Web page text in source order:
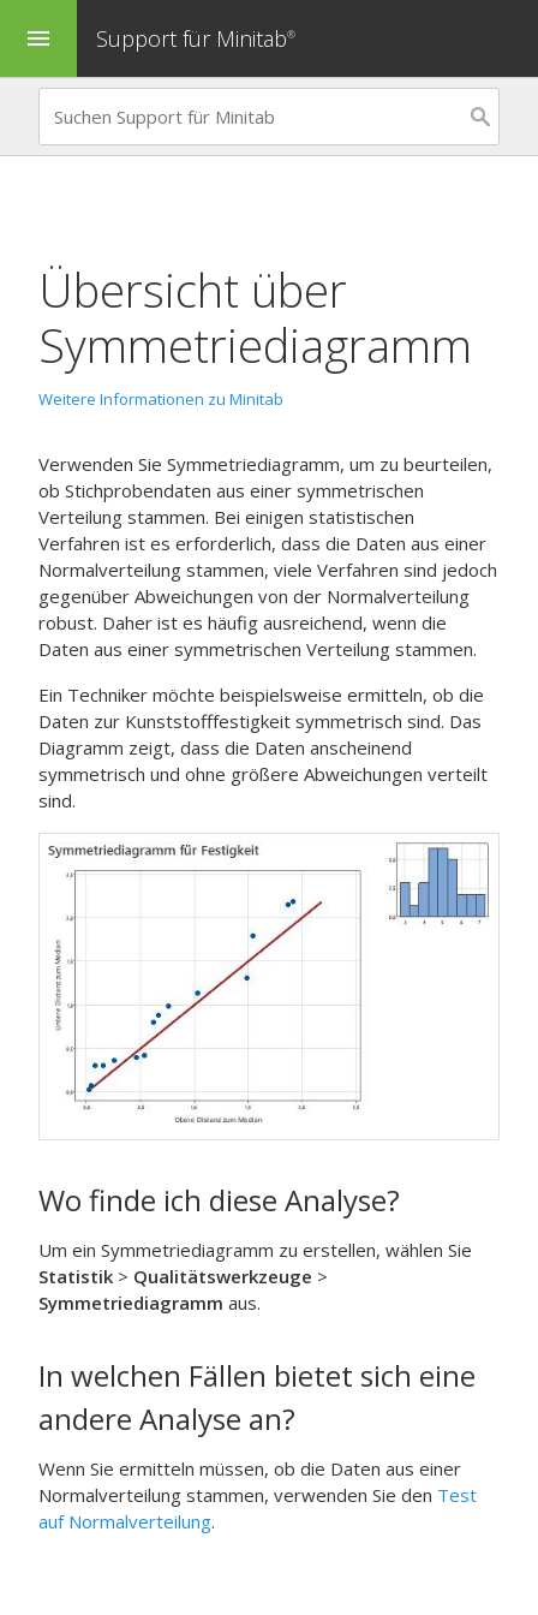
menu Support für Minitab®
Übersicht über
Symmetriediagramm
Weitere Informationen zu Minitab
Verwenden Sie Symmetriediagramm, um zu beurteilen,
ob Stichprobendaten aus einer symmetrischen
Verteilung stammen. Bei einigen statistischen
Verfahren ist es erforderlich, dass die Daten aus einer
Normalverteilung stammen, viele Verfahren sind jedoch
gegenüber Abweichungen von der Normalverteilung
robust. Daher ist es häufig ausreichend, wenn die
Daten aus einer symmetrischen Verteilung stammen.
Ein Techniker möchte beispielsweise ermitteln, ob die
Daten zur Kunststofffestigkeit symmetrisch sind. Das
Diagramm zeigt, dass die Daten anscheinend
symmetrisch und ohne größere Abweichungen verteilt
sind.
Wo finde ich diese Analyse?
Um ein Symmetriediagramm zu erstellen, wählen Sie
Statistik > Qualitätswerkzeuge >
Symmetriediagramm aus.
In welchen Fällen bietet sich eine
andere Analyse an?
Wenn Sie ermitteln müssen, ob die Daten aus einer
Normalverteilung stammen, verwenden Sie den Test
auf Normalverteilung.